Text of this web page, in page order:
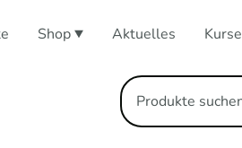
Shop Aktuelles Kurse